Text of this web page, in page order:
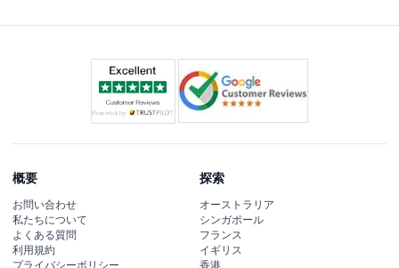
概要
お問い合わせ
私たちについて
よくある質問
利用規約
探索
オーストラリア
シンガポール
フランス
イギリス